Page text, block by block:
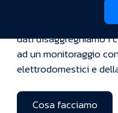
Dialoghiamo con il
dati disaggreghiamo i
ad un monitoraggio
elettrodomestici e
Cosa
Cosa facciamo